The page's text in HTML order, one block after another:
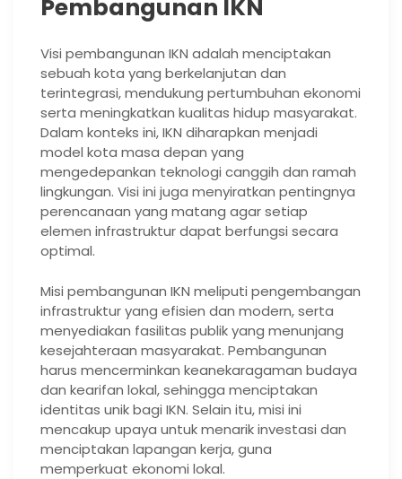
Pembangunan IKN
Visi pembangunan IKN adalah menciptakan
sebuah kota yang berkelanjutan dan
terintegrasi, mendukung pertumbuhan ekonomi
serta meningkatkan kualitas hidup masyarakat.
Dalam konteks ini, IKN diharapkan menjadi
model kota masa depan yang
mengedepankan teknologi canggih dan ramah
lingkungan. Visi ini juga menyiratkan pentingnya
perencanaan yang matang agar setiap
elemen infrastruktur dapat berfungsi secara
optimal.
Misi pembangunan IKN meliputi pengembangan
infrastruktur yang efisien dan modern, serta
menyediakan fasilitas publik yang menunjang
kesejahteraan masyarakat. Pembangunan
harus mencerminkan keanekaragaman budaya
dan kearifan lokal, sehingga menciptakan
identitas unik bagi IKN. Selain itu, misi ini
mencakup upaya untuk menarik investasi dan
menciptakan lapangan kerja, guna
memperkuat ekonomi lokal.